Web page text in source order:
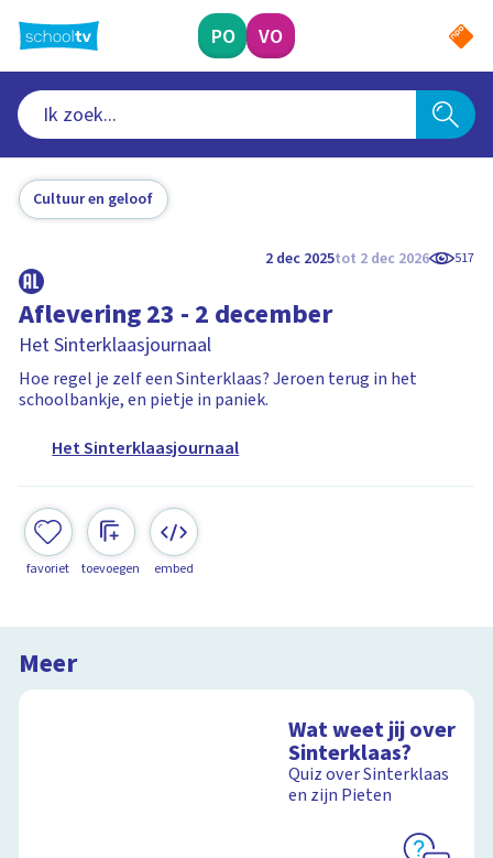
naar
hoofdinhoud
PO VO
Cultuur en geloof
2 dec 2025tot 2 dec 2026 517
Aflevering 23 - 2 december
Het Sinterklaasjournaal
Hoe regel je zelf een Sinterklaas? Jeroen terug in het
schoolbankje, en pietje in paniek.
Het Sinterklaasjournaal
favoriet toevoegen embed
Meer
Wat weet jij over
Sinterklaas?
Quiz over Sinterklaas
en zijn Pieten